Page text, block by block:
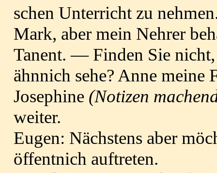
schen Unterricht zu
Mark, aber mein Nehrer
Tanent. — Finden Sie
ähnnich sehe? Anne meine
Josephine (Notizen
weiter.
Eugen: Nächstens aber
öffentnich auftreten.